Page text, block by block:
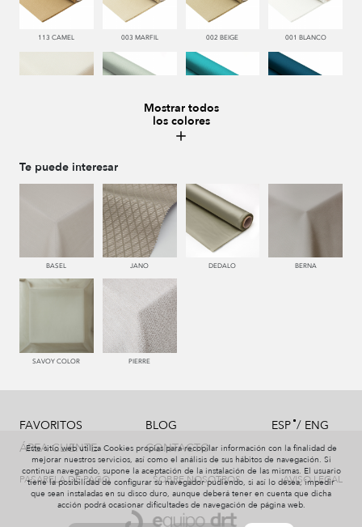
113 CAMEL 003 MARFIL 002 BEIGE 001 BLANCO
446 MUSGO 441 HIERBA
772 MALVA
991 PLATA 997 MARENGO 114 BRONCE
115 AMARILLO 004 PAJA 551 ORQUIDEA 226 ARCILLA
Mostrar todos
los colores
Te puede interesar
BASEL JANO DEDALO BERNA
SAVOY COLOR PIERRE
FAVORITOS
ÁREA CLIENTE
BLOG
CONTACTO
ESP/ ENG
PASARELA DE PAGO SOBRE NOSOTROS AVISO LEGAL
Este sitio web utiliza Cookies propias para recopilar información con la finalidad de
mejorar nuestros servicios, así como el análisis de sus hábitos de navegación. Si
continua navegando, supone la aceptación de la instalación de las mismas. El usuario
tiene la posibilidad de configurar su navegador pudiendo, si así lo desea, impedir
que sean instaladas en su disco duro, aunque deberá tener en cuenta que dicha
acción podrá ocasionar dificultades de navegación de página web.